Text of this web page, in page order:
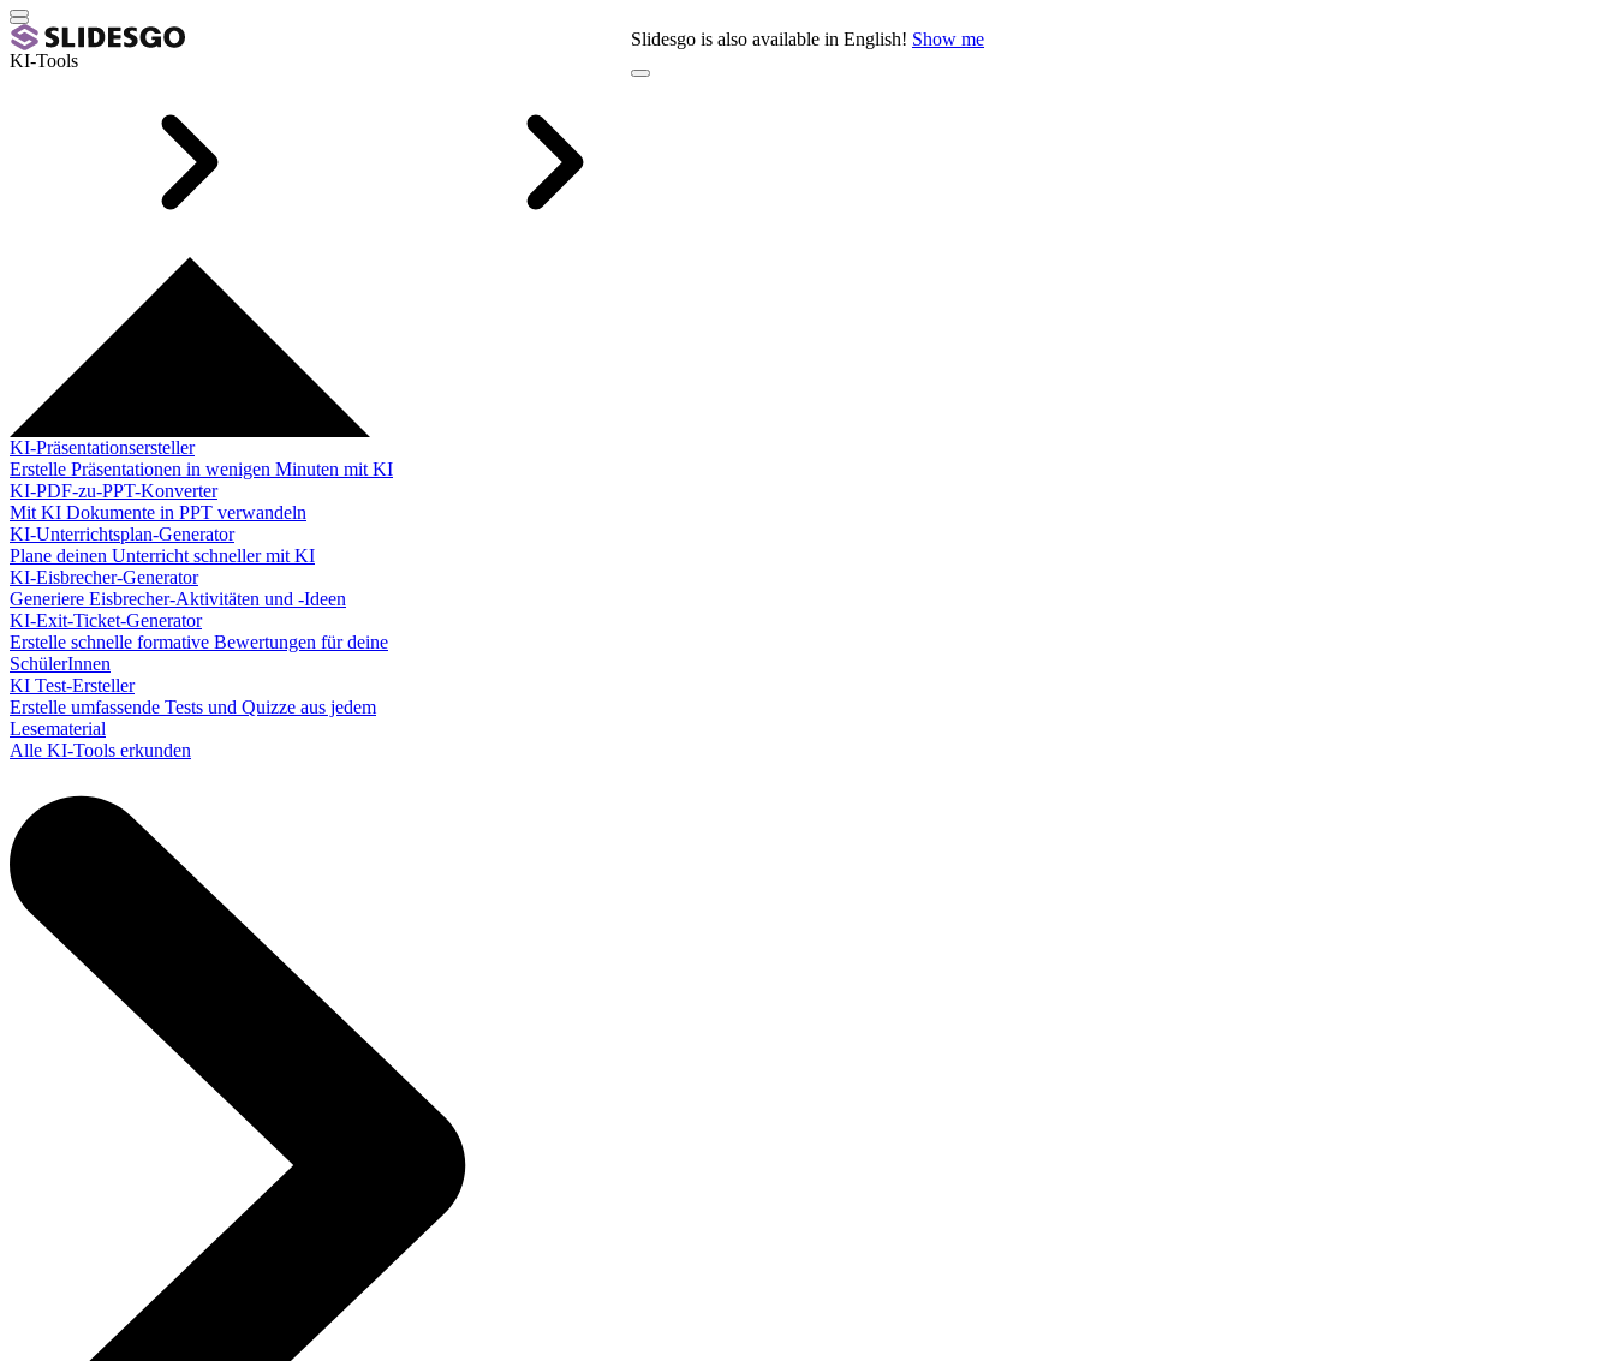
Slidesgo is also available in English! Show me
KI-Tools
KI-Präsentationsersteller
Erstelle Präsentationen in wenigen Minuten mit KI
KI-PDF-zu-PPT-Konverter
Mit KI Dokumente in PPT verwandeln
KI-Unterrichtsplan-Generator
Plane deinen Unterricht schneller mit KI
KI-Eisbrecher-Generator
Generiere Eisbrecher-Aktivitäten und -Ideen
KI-Exit-Ticket-Generator
Erstelle schnelle formative Bewertungen für deine
SchülerInnen
KI Test-Ersteller
Erstelle umfassende Tests und Quizze aus jedem
Lesematerial
Alle KI-Tools erkunden